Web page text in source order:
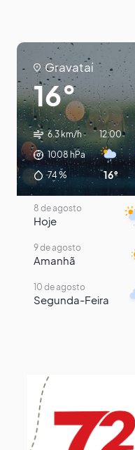
Gravataí
16°
6.3 km/h
1008 hPa
74 %
12:00
16°
8 de agosto
Hoje
9 de agosto
Amanhã
10 de agosto
Segunda-Feira
Quarta-Feira
13 de agosto
Quinta-Feira
14 de agosto